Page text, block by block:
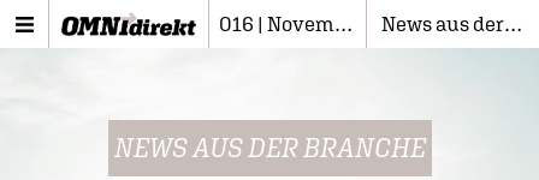
016 | November 2022 News aus der Branche
NEWS AUS DER BRANCHE